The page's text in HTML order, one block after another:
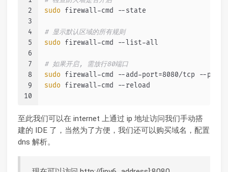
2
3
4
5
6
7
8
9
10
sudo firewall-cmd --state
# 显示默认区域的所有规则
sudo firewall-cmd --list-all
# 如果开启, 需放行80端口
sudo firewall-cmd --add-port=8080/tcp --
sudo firewall-cmd --reload
至此我们可以在 internet 上通过 ip 地址访问我们手动搭
建的 IDE 了，当然为了方便，我们还可以购买域名，配置
dns 解析。